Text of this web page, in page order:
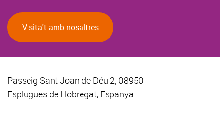
Visita't amb nosaltres
Passeig Sant Joan de Déu 2, 08950
Esplugues de Llobregat, Espanya